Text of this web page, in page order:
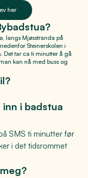
her
langs Mjøsstranda på
Steinerskolen i
Det tar ca ti minutter å gå
kan nå med buss og
i badstua
SMS ti minutter før
i det tidsrommet